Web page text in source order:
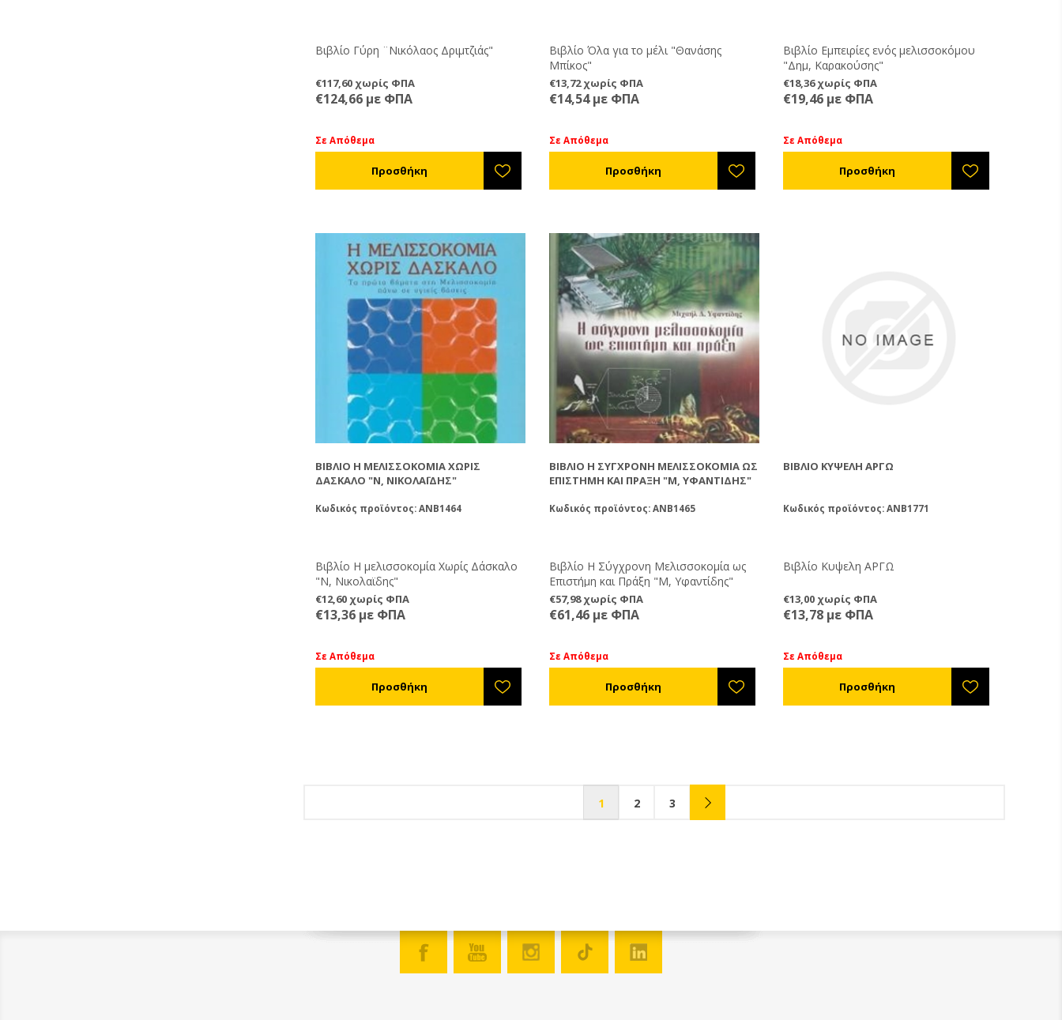
Βιβλίο Γύρη ¨Νικόλαος Δριμτζιάς"
€117,60 χωρίς ΦΠΑ
€124,66 με ΦΠΑ
Σε Απόθεμα
Βιβλίο Όλα για το μέλι "Θανάσης
Μπίκος"
€13,72 χωρίς ΦΠΑ
€14,54 με ΦΠΑ
Σε Απόθεμα
Βιβλίο Εμπειρίες ενός μελισσοκόμου
"Δημ, Καρακούσης"
€18,36 χωρίς ΦΠΑ
€19,46 με ΦΠΑ
Σε Απόθεμα
ΒΙΒΛΊΟ Η ΜΕΛΙΣΣΟΚΟΜΊΑ ΧΩΡΊΣ
ΔΆΣΚΑΛΟ "Ν, ΝΙΚΟΛΑΪΔΗΣ"
Κωδικός προϊόντος: ANB1464
Βιβλίο Η μελισσοκομία Χωρίς Δάσκαλο
"Ν, Νικολαϊδης"
€12,60 χωρίς ΦΠΑ
€13,36 με ΦΠΑ
Σε Απόθεμα
ΒΙΒΛΊΟ Η ΣΎΓΧΡΟΝΗ ΜΕΛΙΣΣΟΚΟΜΊΑ ΩΣ
ΕΠΙΣΤΉΜΗ ΚΑΙ ΠΡΆΞΗ "Μ, ΥΦΑΝΤΊΔΗΣ"
Κωδικός προϊόντος: ANB1465
Βιβλίο Η Σύγχρονη Μελισσοκομία ως
Επιστήμη και Πράξη "Μ, Υφαντίδης"
€57,98 χωρίς ΦΠΑ
€61,46 με ΦΠΑ
Σε Απόθεμα
ΒΙΒΛΊΟ ΚΥΨΕΛΗ ΑΡΓΩ
Κωδικός προϊόντος: ANB1771
Βιβλίο Κυψελη ΑΡΓΩ
€13,00 χωρίς ΦΠΑ
€13,78 με ΦΠΑ
Σε Απόθεμα
1 2 3